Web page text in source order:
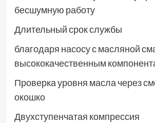
бесшумную работу
Длительный срок службы
благодаря насосу с масляной
высококачественным
Проверка уровня масла через
окошко
Двухступенчатая компрессия